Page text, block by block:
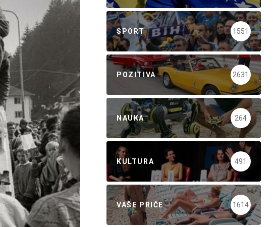
SPORT 1551
POZITIVA 2631
NAUKA 264
KULTURA 491
VAŠE PRIČE 1614